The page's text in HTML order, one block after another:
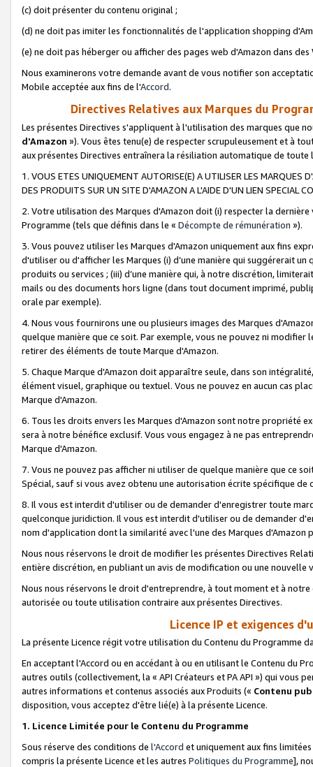
(c) doit présenter du contenu original ;
(d) ne doit pas imiter les fonctionnalités de l'application shopping
(e) ne doit pas héberger ou afficher des pages web d'Amazon dans
Nous examinerons votre demande avant de vous notifier son
Mobile acceptée aux fins de l'Accord.
Directives Relatives aux Marques du
Les présentes Directives s'appliquent à l'utilisation des marques que
d'Amazon »). Vous êtes tenu(e) de respecter scrupuleusement et à
aux présentes Directives entraînera la résiliation automatique de
1. VOUS ETES UNIQUEMENT AUTORISE(E) A UTILISER LES MARQUES
DES PRODUITS SUR UN SITE D'AMAZON A L'AIDE D'UN LIEN SPECIAL
2. Votre utilisation des Marques d'Amazon doit (i) respecter la
Programme (tels que définis dans le « Décompte de rémunération »).
3. Vous pouvez utiliser les Marques d'Amazon uniquement aux fins
d'utiliser ou d'afficher les Marques (i) d’une manière qui suggérerait
produits ou services ; (iii) d’une manière qui, à notre discrétion,
mails ou des documents hors ligne (dans tout document imprimé,
orale par exemple).
4. Nous vous fournirons une ou plusieurs images des Marques
quelque manière que ce soit. Par exemple, vous ne pouvez ni
retirer des éléments de toute Marque d'Amazon.
5. Chaque Marque d'Amazon doit apparaître seule, dans son
élément visuel, graphique ou textuel. Vous ne pouvez en aucun cas
Marque d'Amazon.
6. Tous les droits envers les Marques d'Amazon sont notre propriété
sera à notre bénéfice exclusif. Vous vous engagez à ne pas
Marque d'Amazon.
7. Vous ne pouvez pas afficher ni utiliser de quelque manière que ce
Spécial, sauf si vous avez obtenu une autorisation écrite spécifique de
8. Il vous est interdit d'utiliser ou de demander d'enregistrer toute
quelconque juridiction. Il vous est interdit d'utiliser ou de demander
nom d'application dont la similarité avec l'une des Marques
Nous nous réservons le droit de modifier les présentes Directives
entière discrétion, en publiant un avis de modification ou une nouvelle
Nous nous réservons le droit d'entreprendre, à tout moment et à
autorisée ou toute utilisation contraire aux présentes Directives.
Licence IP et exigences
La présente Licence régit votre utilisation du Contenu du Programme
En acceptant l'Accord ou en accédant à ou en utilisant le Contenu du
autres outils (collectivement, la « API Créateurs et PA API ») qui vous
autres informations et contenus associés aux Produits (« Contenu
disposition, vous acceptez d'être lié(e) à la présente Licence.
1. Licence Limitée pour le Contenu du Programme
Sous réserve des conditions de l'Accord et uniquement aux fins
compris la présente Licence et les autres Politiques du Programme],